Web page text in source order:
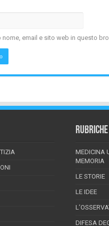
nome, email e sito web in questo
RUBRICHE
MEDICINA
MEMORIA
LE STORIE
LE IDEE
DIFESA